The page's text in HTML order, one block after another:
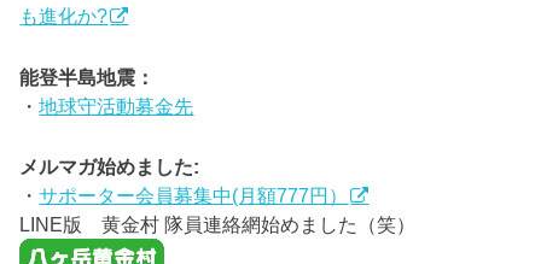
も進化か?
能登半島地震：
・地球守活動募金先
メルマガ始めました:
・サポーター会員募集中(月額777円）
LINE版 黄金村 隊員連絡網始めました（笑）